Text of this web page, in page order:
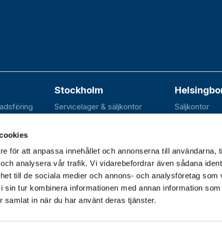
för att anpassa innehållet och annonserna till användarna,
analysera vår trafik. Vi vidarebefordrar även sådana
till de sociala medier och annons- och analysföretag som
sin tur kombinera informationen med annan information
samlat in när du har använt deras tjänster.
Stockholm
Servicelager & säljkontor
Säljkontor
07.30–16.30 |